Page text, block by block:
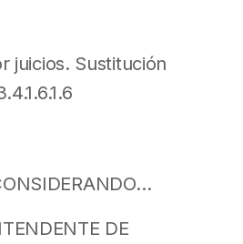
juicios. Sustitución
DE